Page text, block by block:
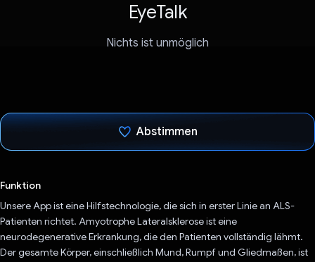
EyeTalk
Nichts ist unmöglich
Abstimmen
Funktion
Unsere App ist eine Hilfstechnologie, die sich in erster Linie an ALS-
Patienten richtet. Amyotrophe Lateralsklerose ist eine
neurodegenerative Erkrankung, die den Patienten vollständig lähmt.
Der gesamte Körper, einschließlich Mund, Rumpf und Gliedmaßen, ist